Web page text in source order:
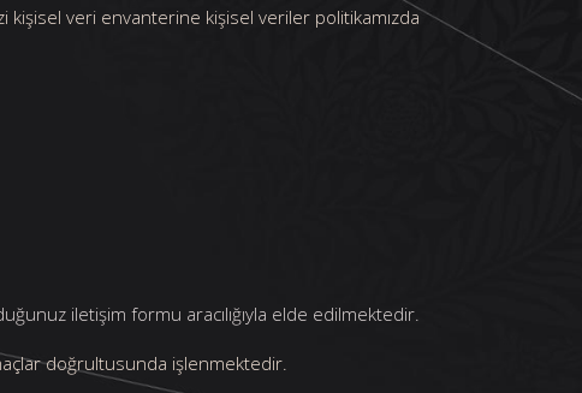
kişisel veri envanterine kişisel veriler politikamızda
iletişim formu aracılığıyla elde edilmektedir.
doğrultusunda işlenmektedir.